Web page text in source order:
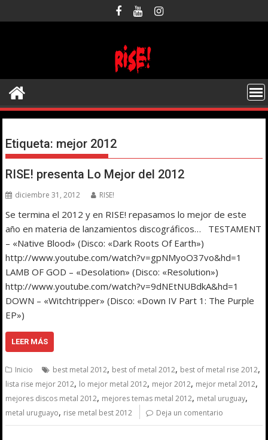
al
Etiqueta: mejor 2012
RISE! presenta Lo Mejor del 2012
diciembre 31, 2012 RISE!
Se termina el 2012 y en RISE! repasamos lo mejor de este
año en materia de lanzamientos discográficos… TESTAMENT
– «Native Blood» (Disco: «Dark Roots Of Earth»)
http://www.youtube.com/watch?v=gpNMyoO37vo&hd=1
LAMB OF GOD – «Desolation» (Disco: «Resolution»)
http://www.youtube.com/watch?v=9dNEtNUBdkA&hd=1
DOWN – «Witchtripper» (Disco: «Down IV Part 1: The Purple
EP»)
LEER MÁS
Inicio best metal 2012, best of metal 2012, best of metal rise 2012,
lista rise mejor 2012, lo mejor metal 2012, mejor 2012, mejor metal 2012,
mejores discos metal 2012, mejores temas metal 2012, metal uruguay,
metal uruguayo, rise metal best 2012 Deja un comentario